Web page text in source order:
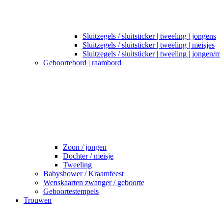
Sluitzegels / sluitsticker | tweeling | jongens
Sluitzegels / sluitsticker | tweeling | meisjes
Sluitzegels / sluitsticker | tweeling | jongen/
Geboortebord | raambord
Zoon / jongen
Dochter / meisje
Tweeling
Babyshower / Kraamfeest
Wenskaarten zwanger / geboorte
Geboortestempels
Trouwen